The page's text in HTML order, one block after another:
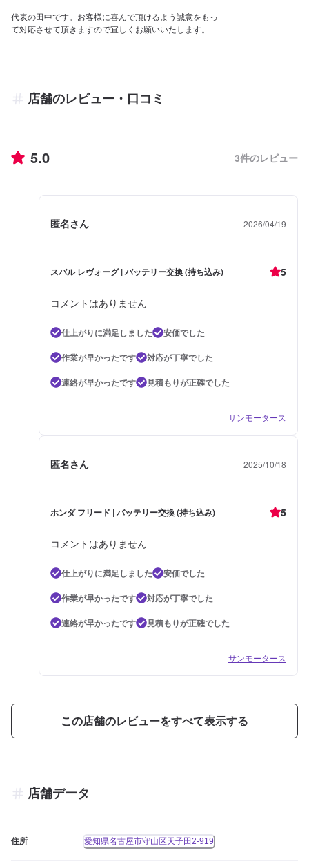
代表の田中です。お客様に喜んで頂けるよう誠意をもっ
て対応させて頂きますので宜しくお願いいたします。
店舗のレビュー・口コミ
5.0 3件のレビュー
匿名さん 2026/04/19
スバル レヴォーグ | バッテリー交換 (持ち込み) 5
コメントはありません
仕上がりに満足しました
安価でした
作業が早かったです
対応が丁寧でした
連絡が早かったです
見積もりが正確でした
サンモータース
匿名さん 2025/10/18
ホンダ フリード | バッテリー交換 (持ち込み) 5
コメントはありません
仕上がりに満足しました
安価でした
作業が早かったです
対応が丁寧でした
連絡が早かったです
見積もりが正確でした
サンモータース
この店舗のレビューをすべて表示する
店舗データ
住所 愛知県名古屋市守山区天子田2-919